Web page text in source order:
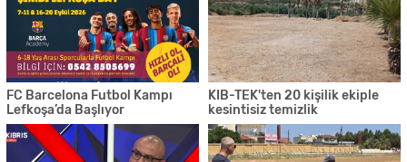
FC Barcelona Futbol Kampı
Lefkoşa’da Başlıyor
KIB-TEK'ten 20 kişilik ekiple
kesintisiz temizlik